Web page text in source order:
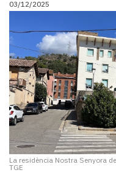
i
Cultura
Esports
Mai
tant!
TV
i
mitjans
El
temps
Reportatges
03/12/2025
La residència Nostra Senyora
TGE